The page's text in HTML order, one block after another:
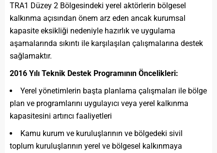
TRA1 Düzey 2 Bölgesindeki yerel aktörlerin bölgesel
kalkınma açısından önem arz eden ancak kurumsal
kapasite eksikliği nedeniyle hazırlık ve uygulama
aşamalarında sıkıntı ile karşılaşılan çalışmalarına destek
sağlamaktır.
2016 Yılı Teknik Destek Programının Öncelikleri:
Yerel yönetimlerin başta planlama çalışmaları ile bölge
plan ve programlarını uygulayıcı veya yerel kalkınma
kapasitesini artırıcı faaliyetleri
Kamu kurum ve kuruluşlarının ve bölgedeki sivil
toplum kuruluşlarının yerel ve bölgesel kalkınmaya